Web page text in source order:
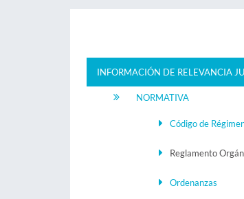
INFORMACIÓN DE RELEVANCIA
NORMATIVA
Código de
Reglamento
Ordenanzas